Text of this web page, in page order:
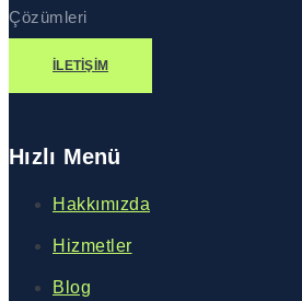
Çözümleri
İLETIŞIM
Hızlı Menü
Hakkımızda
Hizmetler
Blog